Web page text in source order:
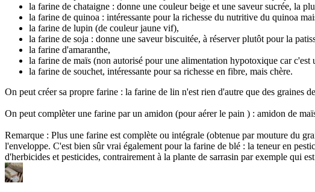
la farine de chataigne : donne une couleur beige et une saveur sucrée, la
la farine de quinoa : intéressante pour la richesse du nutritive du quinoa
la farine de lupin (de couleur jaune vif),
la farine de soja : donne une saveur biscuitée, à réserver plutôt pour la
la farine d'amaranthe,
la farine de maïs (non autorisé pour une alimentation hypotoxique car
la farine de souchet, intéressante pour sa richesse en fibre, mais chère.
On peut créer sa propre farine : la farine de lin n'est rien d'autre que des graines
On peut complèter une farine par un amidon (pour aérer le pain ) : amidon de
Remarque : Plus une farine est complète ou intégrale (obtenue par mouture du
l'enveloppe. C'est bien sûr vrai également pour la farine de blé : la teneur en
d'herbicides et pesticides, contrairement à la plante de sarrasin par exemple qui